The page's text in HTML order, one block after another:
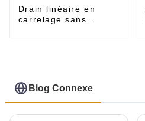
Drain linéaire en
carrelage sans
Blog Connexe